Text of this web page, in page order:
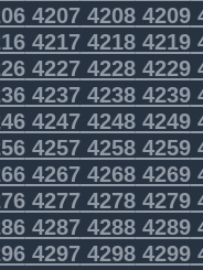
420742084209
421742184219
422742284229
423742384239
424742484249
425742584259
426742684269
427742784279
428742884289
429742984299